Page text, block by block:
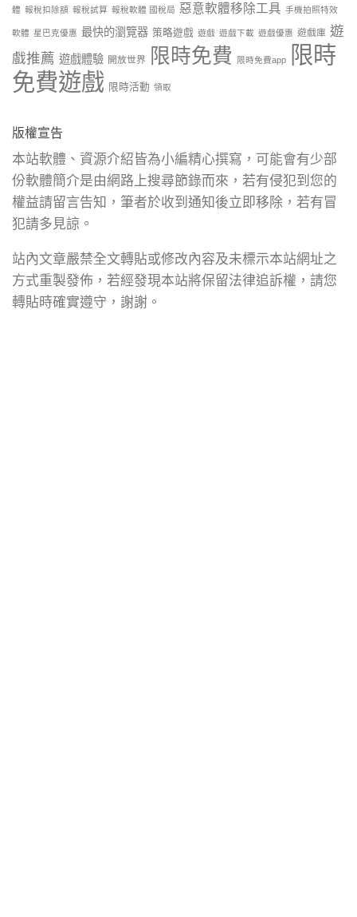
體 報稅扣除額 報稅試算 報稅軟體 國稅局 惡意軟體移除工具 手機拍照特效
軟體 星巴克優惠 最快的瀏覽器 策略遊戲 遊戲 遊戲下載 遊戲優惠 遊戲庫 遊
戲推薦 遊戲體驗 開放世界 限時免費 限時免費app
限時
免費遊戲 限時活動 領取
版權宣告
本站軟體、資源介紹皆為小編精心撰寫，可能會有少部
份軟體簡介是由網路上搜尋節錄而來，若有侵犯到您的
權益請留言告知，筆者於收到通知後立即移除，若有冒
犯請多見諒。
站內文章嚴禁全文轉貼或修改內容及未標示本站網址之
方式重製發佈，若經發現本站將保留法律追訴權，請您
轉貼時確實遵守，謝謝。